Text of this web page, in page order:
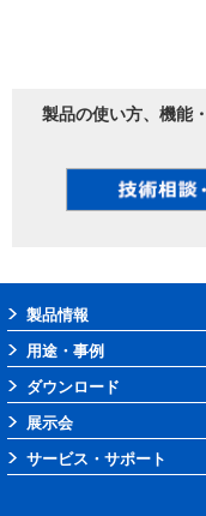
製品の使い方、機能
製品情報
用途・事例
ダウンロード
展示会
サービス・サポート